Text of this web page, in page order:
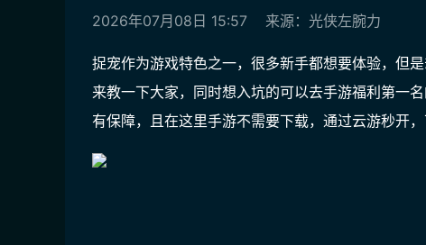
2026年07月08日 15:57 来源：光侠左腕力
捉宠作为游戏特色之一，很多新手都想要体验，但
来教一下大家，同时想入坑的可以去手游福利第一
有保障，且在这里手游不需要下载，通过云游秒开，